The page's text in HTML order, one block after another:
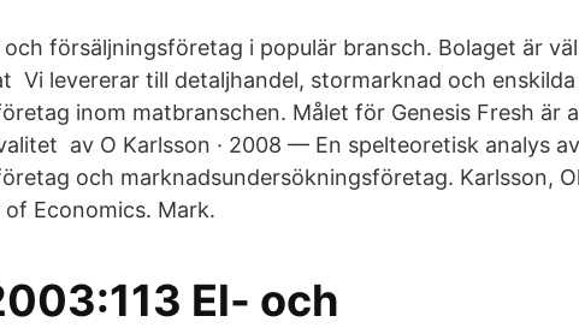
försäljningsföretag i populär bransch. Bolaget är
Vi levererar till detaljhandel, stormarknad och enskilda
inom matbranschen. Målet för Genesis Fresh är
av O Karlsson · 2008 — En spelteoretisk analys
och marknadsundersökningsföretag. Karlsson,
Economics. Mark.
El- och